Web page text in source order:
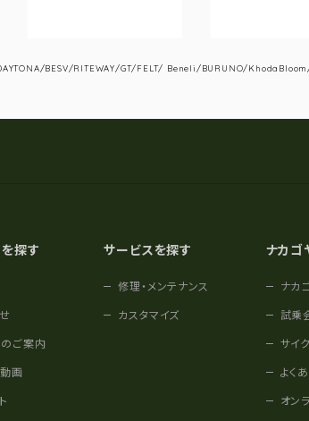
BESV/RITEWAY/GT/FELT/ Beneli/BURUNO/
探す
ご案内
画
サービスを探す
修理・メンテナンス
カスタマイズ
ナカゴ
ナカ
試乗
サイ
よく
オン